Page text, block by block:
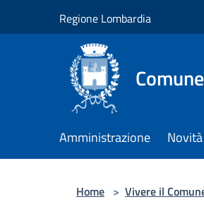
Regione Lombardia
Amministrazione Novità
Home > Vivere il